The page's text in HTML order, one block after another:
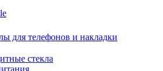
для телефонов и накладки
стекла